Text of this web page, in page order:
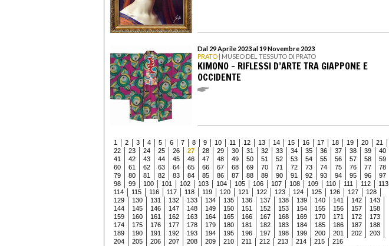
Dal 29 Aprile 2023 al 19 Novembre 2023
PRATO | MUSEO DEL TESSUTO DI PRATO
KIMONO - RIFLESSI D’ARTE TRA GIAPPONE E
OCCIDENTE
1 2 3 4 5 6 7 8 9 10 11 12 13 14 15 16 17 18 19 20
21
22
23 24 25 26 27 28 29 30 31 32 33 34 35 36 37 38 39
40
41
42 43 44 45 46 47 48 49 50 51 52 53 54 55 56 57 58
59
60
61 62 63 64 65 66 67 68 69 70 71 72 73 74 75 76 77
78
79
80 81 82 83 84 85 86 87 88 89 90 91 92 93 94 95 96
97
98
99 100 101 102 103 104 105 106 107 108 109 110 111 112
113
114
115 116 117 118 119 120 121 122 123 124 125 126 127
128
129
130 131 132 133 134 135 136 137 138 139 140 141 142
143
144
145 146 147 148 149 150 151 152 153 154 155 156 157
158
159
160 161 162 163 164 165 166 167 168 169 170 171 172
173
174
175 176 177 178 179 180 181 182 183 184 185 186 187
188
189
190 191 192 193 194 195 196 197 198 199 200 201 202
203
204
205 206 207 208 209 210 211 212 213 214 215
216